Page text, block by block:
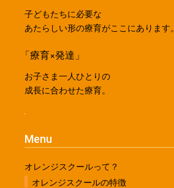
子どもたちに必要な
あたらしい形の療育がここにあります。
「療育×発達」
お子さま一人ひとりの
成長に合わせた療育。
Menu
オレンジスクールって？
オレンジスクールの特徴